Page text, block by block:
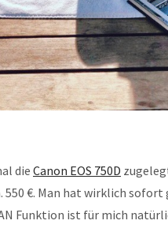
dieCanon EOS 750D
550 €. Man hat wirklich
Funktion ist für mich